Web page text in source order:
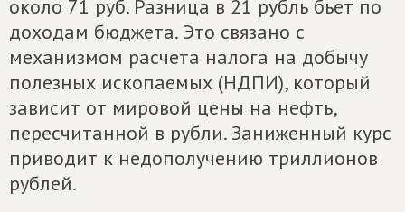
около 71 руб. Разница в 21 рубль бьет по
доходам бюджета. Это связано с
механизмом расчета налога на добычу
полезных ископаемых (НДПИ), который
зависит от мировой цены на нефть,
пересчитанной в рубли. Заниженный курс
приводит к недополучению триллионов
рублей.